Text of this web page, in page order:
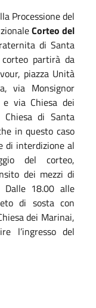
Processione del
Corteo del
di Santa
partirà da
piazza Unità
via Monsignor
e via Chiesa dei
di Santa
in questo caso
di interdizione al
del corteo,
dei mezzi di
Dalle 18.00 alle
di sosta con
dei Marinai,
l’ingresso del